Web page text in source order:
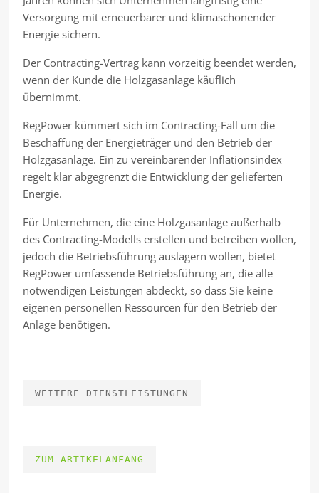
Versorgung mit erneuerbarer und klimaschonender
Energie sichern.
Der Contracting-Vertrag kann vorzeitig beendet werden,
wenn der Kunde die Holzgasanlage käuflich
übernimmt.
RegPower kümmert sich im Contracting-Fall um die
Beschaffung der Energieträger und den Betrieb der
Holzgasanlage. Ein zu vereinbarender Inflationsindex
regelt klar abgegrenzt die Entwicklung der gelieferten
Energie.
Für Unternehmen, die eine Holzgasanlage außerhalb
des Contracting-Modells erstellen und betreiben wollen,
jedoch die Betriebsführung auslagern wollen, bietet
RegPower umfassende Betriebsführung an, die alle
notwendigen Leistungen abdeckt, so dass Sie keine
eigenen personellen Ressourcen für den Betrieb der
Anlage benötigen.
WEITERE DIENSTLEISTUNGEN
ZUM ARTIKELANFANG